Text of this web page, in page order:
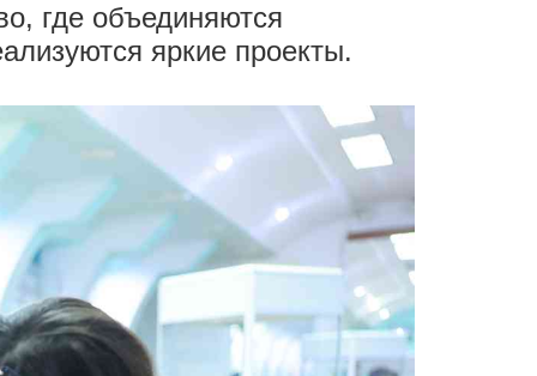
где объединяются
яркие проекты.